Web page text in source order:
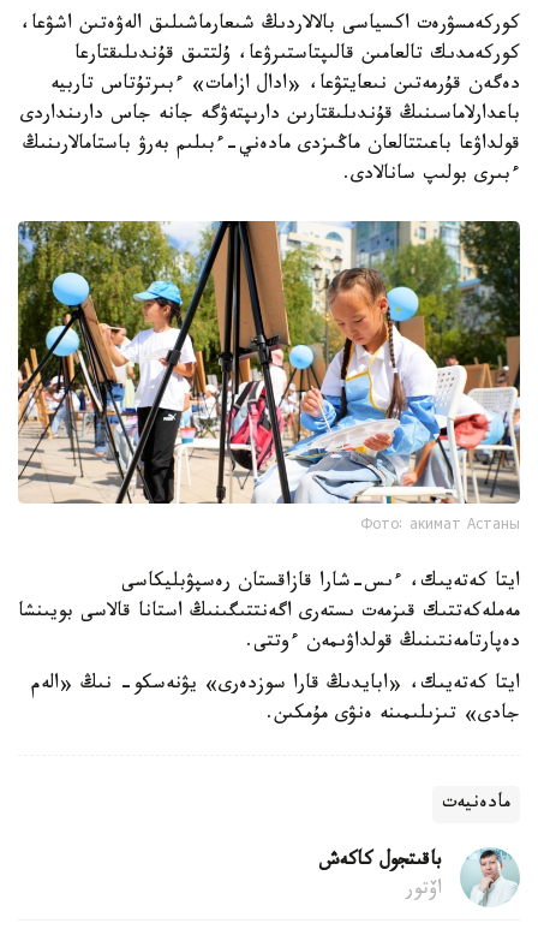
كوركەمسۋرەت اكسياسى بالالاردىڭ شىعارماشىلىق الەۋەتىن اشۋعا،
كوركەمدىك تالعامىن قالىپتاستىرۋعا، ۇلتتىق قۇندىلىقتارعا
دەگەن قۇرمەتىن نىعايتۋعا، «ادال ازامات» ءبىرتۇتاس تاربيە
باعدارلاماسىنىڭ قۇندىلىقتارىن دارىپتەۋگە جانە جاس دارىنداردى
قولداۋعا باعىتتالعان ماڭىزدى مادەني-ءبىلىم بەرۋ باستامالارىنىڭ
ءبىرى بولىپ سانالادى.
Фото: акимат Астаны
ايتا كەتەيىك، ءىس-شارا قازاقستان رەسپۋبليكاسى
مەملەكەتتىك قىزمەت ىستەرى اگەنتتىگىنىڭ استانا قالاسى بويىنشا
دەپارتامەنتىنىڭ قولداۋىمەن ءوتتى.
ايتا كەتەيىك، «ابايدىڭ قارا سوزدەرى» يۋنەسكو- نىڭ «الەم
جادى» تىزىلىمىنە ەنۋى مۇمكىن.
مادەنيەت
باقىتجول كاكەش
اۆتور